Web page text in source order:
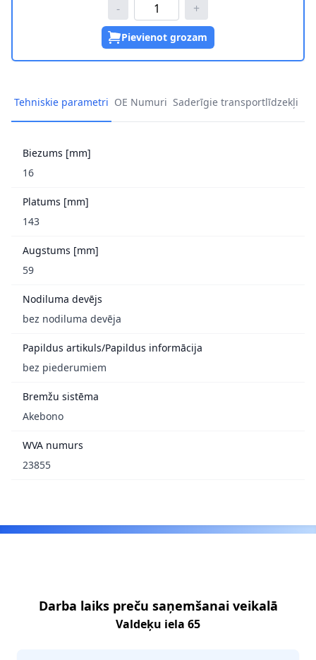
- +
Pievienot grozam
Tehniskie parametri OE Numuri Saderīgie transportlīdzekļi
Biezums [mm]
16
Platums [mm]
143
Augstums [mm]
59
Nodiluma devējs
bez nodiluma devēja
Papildus artikuls/Papildus informācija
bez piederumiem
Bremžu sistēma
Akebono
WVA numurs
23855
Darba laiks preču saņemšanai veikalā
Valdeķu iela 65